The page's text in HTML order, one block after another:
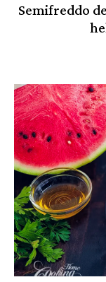
Semifreddo